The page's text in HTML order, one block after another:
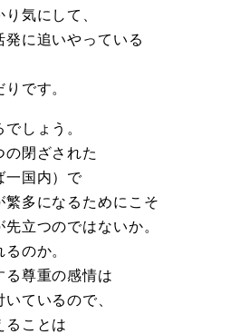
気にして、
発に追いやっている
りです。
しょう。
閉ざされた
一国内）で
多になるためにこそ
立つのではないか。
のか。
尊重の感情は
ているので、
ることは